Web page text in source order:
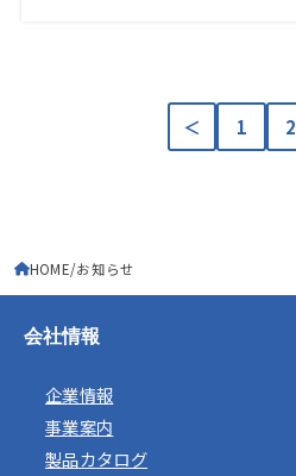
＜ 1 2
HOME お知らせ
会社情報
企業情報
事業案内
製品カタログ